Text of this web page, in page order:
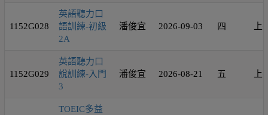
1152G028
英語聽力口
語訓練-初級
2A
潘俊宜 2026-09-03 四 上
1152G029
英語聽力口
說訓練-入門
3
潘俊宜 2026-08-21 五 上
TOEIC多益